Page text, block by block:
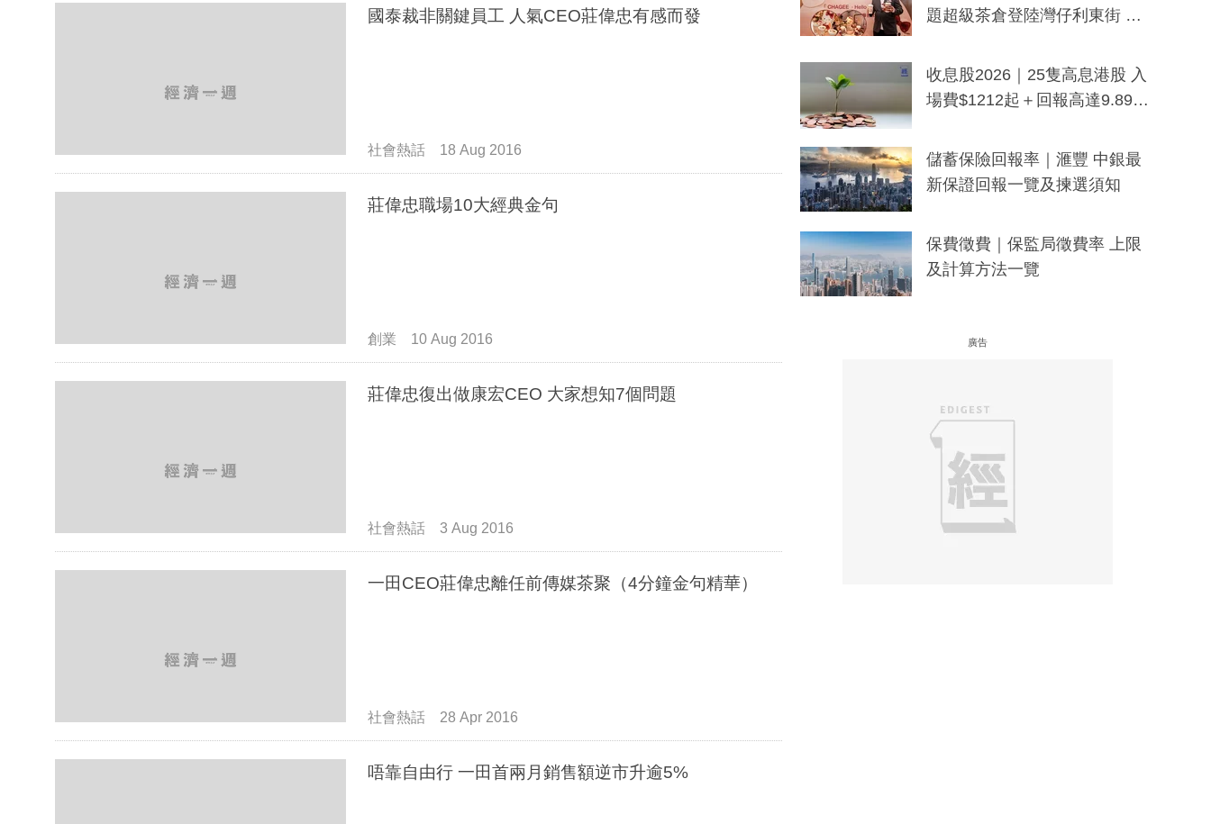
國泰裁非關鍵員工 人氣CEO莊偉忠有感而發
社會熱話 18 Aug 2016
莊偉忠職場10大經典金句
創業 10 Aug 2016
莊偉忠復出做康宏CEO 大家想知7個問題
社會熱話 3 Aug 2016
一田CEO莊偉忠離任前傳媒茶聚（4分鐘金句精華）
社會熱話 28 Apr 2016
唔靠自由行 一田首兩月銷售額逆市升逾5%
題超級茶倉登陸灣仔利東街 推
y及香港限定特調系列
收息股2026｜25隻高息港股 入
場費$1212起＋回報高達9.89
儲蓄保險回報率｜滙豐 中銀最
新保證回報一覽及揀選須知
保費徵費｜保監局徵費率 上限
及計算方法一覽
廣告